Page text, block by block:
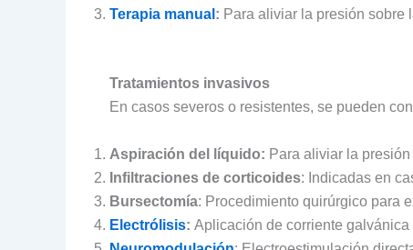
Terapia manual : Para aliviar la presión sobre
Tratamientos invasivos
En casos severos o resistentes, se pueden
Aspiración del líquido: Para aliviar la
Infiltraciones de corticoides: Indicadas en
Bursectomía: Procedimiento quirúrgico para
Electrólisis: Aplicación de corriente